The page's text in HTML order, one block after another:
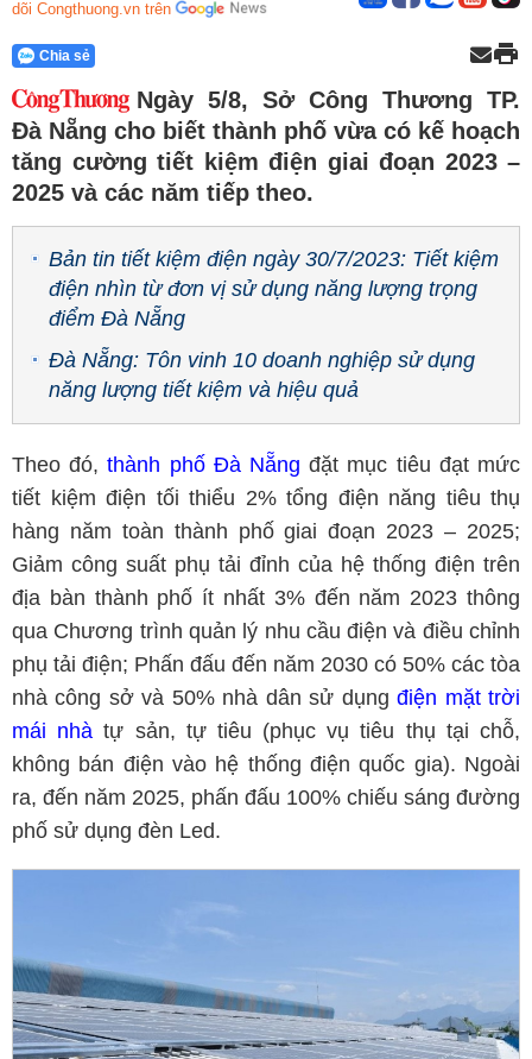
dõi Congthuong.vn trên
Chia sẻ
Ngày 5/8, Sở Công Thương TP.
Đà Nẵng cho biết thành phố vừa có kế hoạch
tăng cường tiết kiệm điện giai đoạn 2023 –
2025 và các năm tiếp theo.
Bản tin tiết kiệm điện ngày 30/7/2023: Tiết kiệm
điện nhìn từ đơn vị sử dụng năng lượng trọng
điểm Đà Nẵng
Đà Nẵng: Tôn vinh 10 doanh nghiệp sử dụng
năng lượng tiết kiệm và hiệu quả
Theo đó,thành phố Đà Nẵng đặt mục tiêu đạt mức
tiết kiệm điện tối thiểu 2% tổng điện năng tiêu thụ
hàng năm toàn thành phố giai đoạn 2023 – 2025;
Giảm công suất phụ tải đỉnh của hệ thống điện trên
địa bàn thành phố ít nhất 3% đến năm 2023 thông
qua Chương trình quản lý nhu cầu điện và điều chỉnh
phụ tải điện; Phấn đấu đến năm 2030 có 50% các tòa
nhà công sở và 50% nhà dân sử dụngđiện mặt trời
mái nhà tự sản, tự tiêu (phục vụ tiêu thụ tại chỗ,
không bán điện vào hệ thống điện quốc gia). Ngoài
ra, đến năm 2025, phấn đấu 100% chiếu sáng đường
phố sử dụng đèn Led.